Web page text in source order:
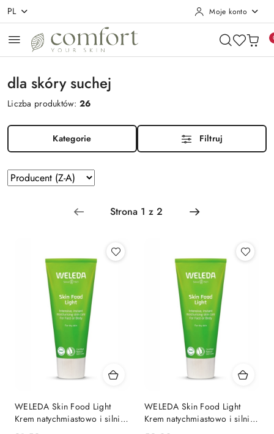
Przejdź do treści głównej
Przejdź do wyszukiwarki
Przejdź do moje konto
Przejdź do menu głównego
Przejdź do stopki
PL Moje konto
dla skóry suchej
Liczba produktów:26
Kategorie Filtruj
Zastosowano
sortowanie:
Sortuj
według
WELEDA Skin Food Light
Krem natychmiastowo i silnie
nawilżający skórę 30 ml
WELEDA Skin Food Light
Krem natychmiastowo i silnie
nawilżający skórę 70 ml